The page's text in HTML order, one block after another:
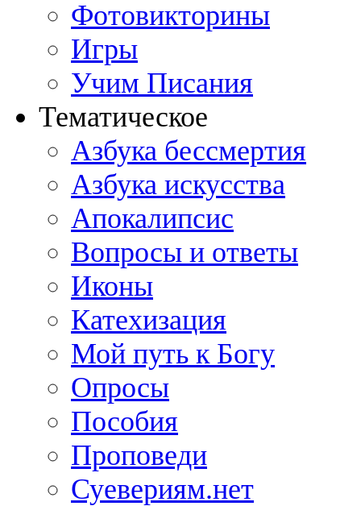
Фотовикторины
Игры
Учим Писания
Тематическое
Азбука бессмертия
Азбука искусства
Апокалипсис
Вопросы и ответы
Иконы
Катехизация
Мой путь к Богу
Опросы
Пособия
Проповеди
Суевериям.нет